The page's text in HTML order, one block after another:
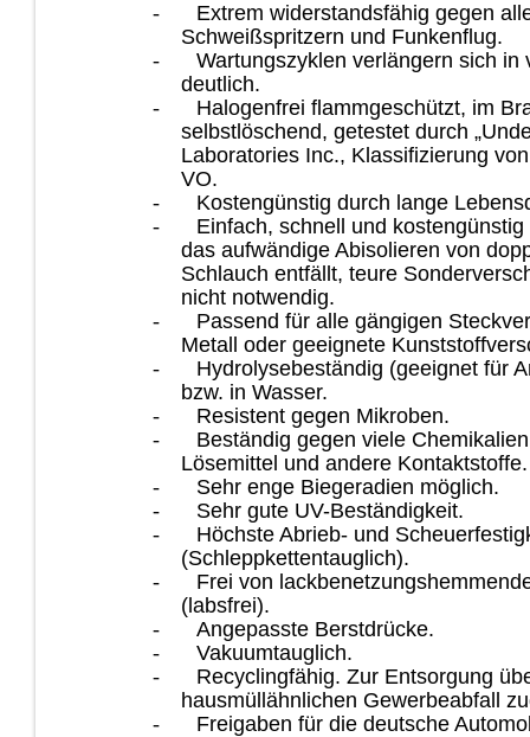
-
Extrem widerstandsfähig gegen
Schweißspritzern und Funkenflug.
-
Wartungszyklen verlängern sich in
deutlich.
-
Halogenfrei flammgeschützt, im
selbstlöschend, getestet durch
Laboratories Inc., Klassifizierung
VO.
-
Kostengünstig durch lange
-
Einfach, schnell und
das aufwändige Abisolieren von
Schlauch entfällt, teure
nicht notwendig.
-
Passend für alle gängigen
Metall oder geeignete
-
Hydrolysebeständig (geeignet für
bzw. in Wasser.
-
Resistent gegen Mikroben.
-
Beständig gegen viele
Lösemittel und andere Kontaktstoffe.
-
Sehr enge Biegeradien möglich.
-
Sehr gute UV-Beständigkeit.
-
Höchste Abrieb- und
(Schleppkettentauglich).
-
Frei von
(labsfrei).
-
Angepasste Berstdrücke.
-
Vakuumtauglich.
-
Recyclingfähig. Zur Entsorgung
hausmüllähnlichen Gewerbeabfall
-
Freigaben für die deutsche